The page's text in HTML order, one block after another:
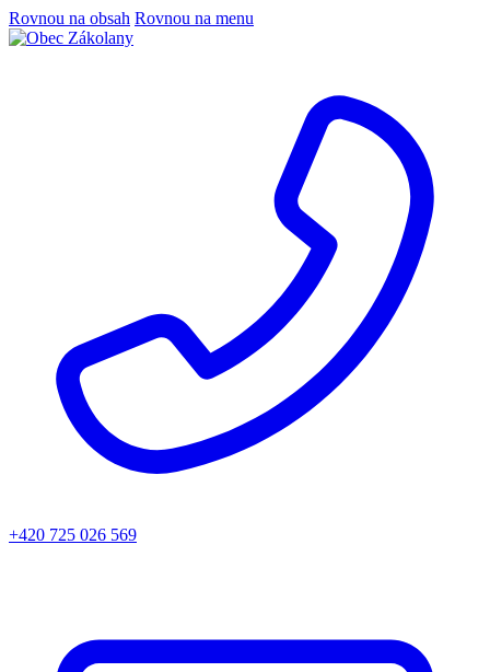
Rovnou na obsah Rovnou na menu
+420 725 026 569